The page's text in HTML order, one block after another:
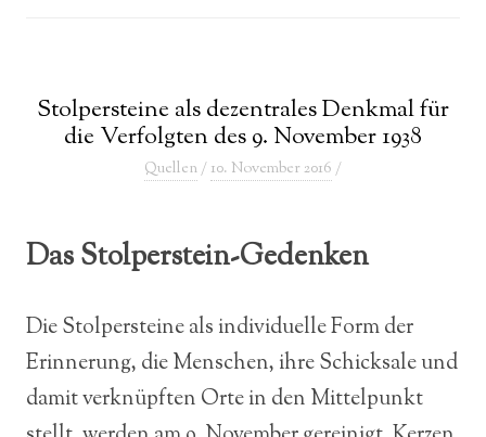
Stolpersteine als dezentrales Denkmal für
die Verfolgten des 9. November 1938
Quellen/ 10. November 2016 /
Das Stolperstein-Gedenken
Die Stolpersteine als individuelle Form der
Erinnerung, die Menschen, ihre Schicksale und
damit verknüpften Orte in den Mittelpunkt